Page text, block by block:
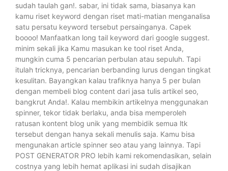
sudah taulah gan!. sabar, ini tidak sama, biasanya kan
kamu riset keyword dengan riset mati-matian menganalisa
satu persatu keyword tersebut persainganya. Capek
boooo! Manfaatkan long tail keyword dari google suggest.
minim sekali jika Kamu masukan ke tool riset Anda,
mungkin cuma 5 pencarian perbulan atau sepuluh. Tapi
itulah tricknya, pencarian berbanding lurus dengan tingkat
kesulitan. Bayangkan kalau trafiknya hanya 5 per bulan
dengan membeli blog content dari jasa tulis artikel seo,
bangkrut Anda!. Kalau membikin artikelnya menggunakan
spinner, tekor tidak berlaku, anda bisa memperoleh
ratusan kontent blog unik yang membidik semua ltk
tersebut dengan hanya sekali menulis saja. Kamu bisa
mengunakan article spinner seo atau yang lainnya. Tapi
POST GENERATOR PRO lebih kami rekomendasikan, selain
costnya yang lebih hemat aplikasi ini sudah disajikan